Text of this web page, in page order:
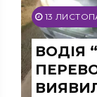
13
ВОДІЯ